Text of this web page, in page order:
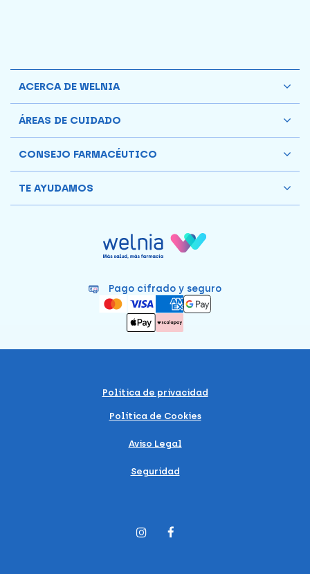
Pago cifrado y seguro
ACERCA DE WELNIA
ÁREAS DE CUIDADO
CONSEJO FARMACÉUTICO
TE AYUDAMOS
Política de privacidad
Política de Cookies
Aviso Legal
Seguridad